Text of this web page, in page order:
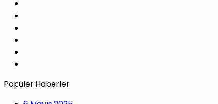
Popüler Haberler